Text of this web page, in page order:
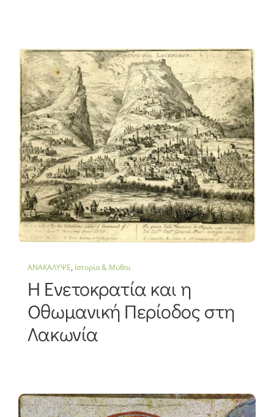
ΑΝΑΚΑΛΥΨΕ, Ιστορία & Μύθοι
Η Ενετοκρατία και η
Οθωμανική Περίοδος στη
Λακωνία